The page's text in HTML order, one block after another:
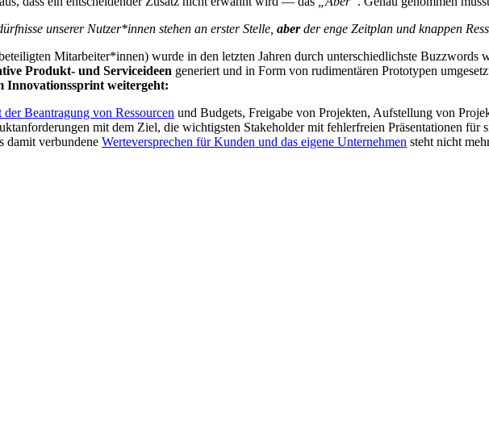
unserer Nutzer*innen stehen an erster Stelle, aberder enge Zeitplan und knappen
Mitarbeiter*innen) wurde in den letzten Jahren durch unterschiedlichste
Produkt- und Serviceideen generiert und in Form von rudimentären Prototypen
Innovationssprint weitergeht:
Beantragung von Ressourcen und Budgets, Freigabe von Projekten, Aufstellung von
mit dem Ziel, die wichtigsten Stakeholder mit fehlerfreien Präsentationen für
damit verbundene Werteversprechen für Kunden und das eigene Unternehmen steht nicht